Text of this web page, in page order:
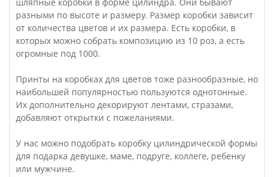
разными по высоте и размеру. Размер коробки зависит
от количества цветов и их размера. Есть коробки, в
которых можно собрать композицию из 10 роз, а есть
огромные под 1000.
Принты на коробках для цветов тоже разнообразные, но
наибольшей популярностью пользуются однотонные.
Их дополнительно декорируют лентами, стразами,
добавляют открытки с пожеланиями.
У нас можно подобрать коробку цилиндрической формы
для подарка девушке, маме, подруге, коллеге, ребенку
или мужчине.